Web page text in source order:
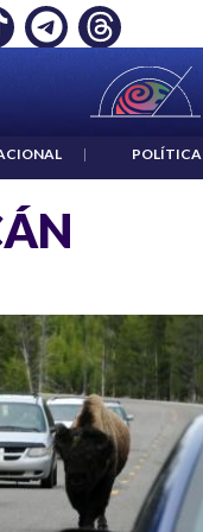
EMPLEO: JP MORGAN
| POLÍTICA